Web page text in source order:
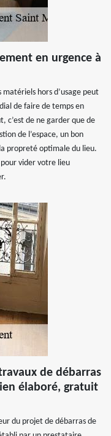
en urgence à
hors d’usage peut
de faire de temps en
c’est de ne garder que de
de l’espace, un bon
propreté optimale du lieu.
vider votre lieu
de débarras
élaboré, gratuit
du projet de débarras de